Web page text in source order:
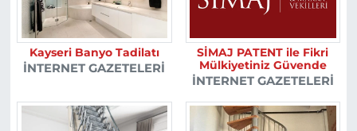
Kayseri Banyo Tadilatı
İNTERNET GAZETELERI
SİMAJ PATENT ile Fikri
Mülkiyetiniz Güvende
İNTERNET GAZETELERI